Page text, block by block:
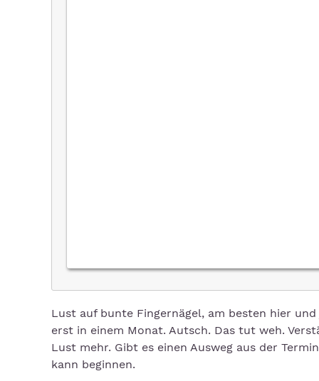
Lust auf bunte Fingernägel, am besten hier
erst in einem Monat. Autsch. Das tut weh.
Lust mehr. Gibt es einen Ausweg aus der
kann beginnen.